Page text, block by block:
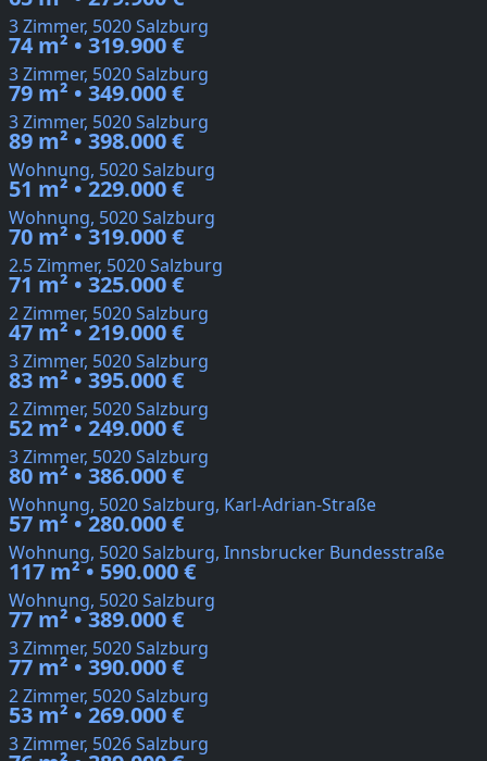
3 Zimmer, 5020 Salzburg
74 m² • 319.900 €
3 Zimmer, 5020 Salzburg
79 m² • 349.000 €
3 Zimmer, 5020 Salzburg
89 m² • 398.000 €
Wohnung, 5020 Salzburg
51 m² • 229.000 €
Wohnung, 5020 Salzburg
70 m² • 319.000 €
2.5 Zimmer, 5020 Salzburg
71 m² • 325.000 €
2 Zimmer, 5020 Salzburg
47 m² • 219.000 €
3 Zimmer, 5020 Salzburg
83 m² • 395.000 €
2 Zimmer, 5020 Salzburg
52 m² • 249.000 €
3 Zimmer, 5020 Salzburg
80 m² • 386.000 €
Wohnung, 5020 Salzburg, Karl-Adrian-Straße
57 m² • 280.000 €
Wohnung, 5020 Salzburg, Innsbrucker Bundesstraße
117 m² • 590.000 €
Wohnung, 5020 Salzburg
77 m² • 389.000 €
3 Zimmer, 5020 Salzburg
77 m² • 390.000 €
2 Zimmer, 5020 Salzburg
53 m² • 269.000 €
3 Zimmer, 5026 Salzburg